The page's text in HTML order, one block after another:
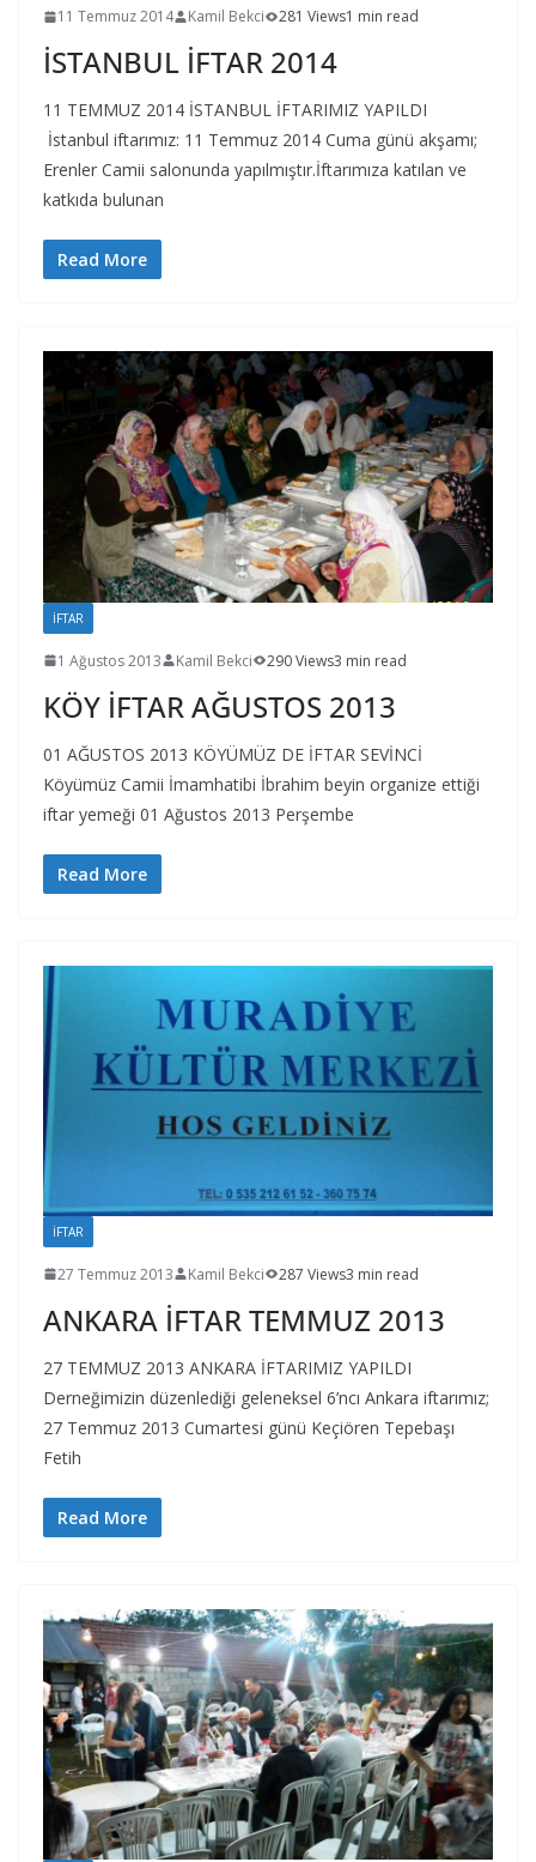
11 Temmuz 2014 Kamil Bekci 281 Views1 min read
İSTANBUL İFTAR 2014
11 TEMMUZ 2014 İSTANBUL İFTARIMIZ YAPILDI
İstanbul iftarımız: 11 Temmuz 2014 Cuma günü akşamı;
Erenler Camii salonunda yapılmıştır.İftarımıza katılan ve
katkıda bulunan
Read More
İFTAR
1 Ağustos 2013 Kamil Bekci 290 Views3 min read
KÖY İFTAR AĞUSTOS 2013
01 AĞUSTOS 2013 KÖYÜMÜZ DE İFTAR SEVİNCİ
Köyümüz Camii İmamhatibi İbrahim beyin organize ettiği
iftar yemeği 01 Ağustos 2013 Perşembe
Read More
İFTAR
27 Temmuz 2013 Kamil Bekci 287 Views3 min read
ANKARA İFTAR TEMMUZ 2013
27 TEMMUZ 2013 ANKARA İFTARIMIZ YAPILDI
Derneğimizin düzenlediği geleneksel 6’ncı Ankara iftarımız;
27 Temmuz 2013 Cumartesi günü Keçiören Tepebaşı
Fetih
Read More